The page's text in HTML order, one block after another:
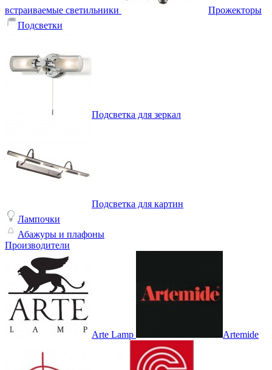
встраиваемые светильники
Прожекторы
Подсветки
Подсветка для зеркал
Подсветка для картин
Лампочки
Абажуры и плафоны
Производители
Arte Lamp Artemide